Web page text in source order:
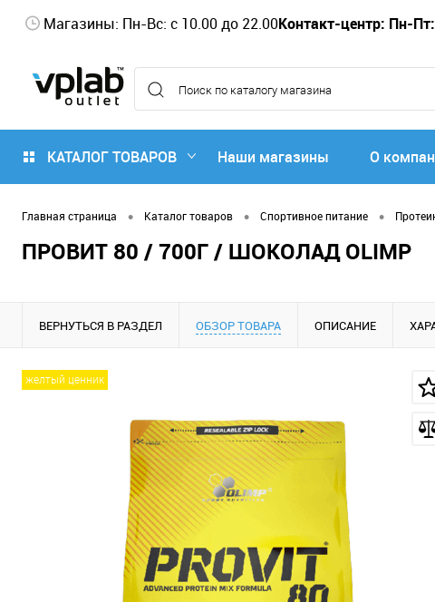
Магазины: Пн-Вс: с 10.00 до 22.00Контакт-центр: Пн-
КАТАЛОГ ТОВАРОВ Наши магазины О
Главная страница • Каталог товаров • Спортивное питание •
ПРОВИТ 80 / 700Г / ШОКОЛАД OLIMP
ВЕРНУТЬСЯ В РАЗДЕЛ ОБЗОР ТОВАРА ОПИСАНИЕ
желтый ценник